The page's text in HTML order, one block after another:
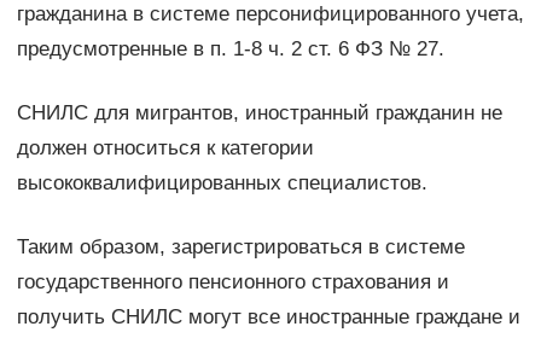
гражданина в системе персонифицированного учета,
предусмотренные в п. 1-8 ч. 2 ст. 6 ФЗ № 27.
СНИЛС для мигрантов, иностранный гражданин не
должен относиться к категории
высококвалифицированных специалистов.
Таким образом, зарегистрироваться в системе
государственного пенсионного страхования и
получить СНИЛС могут все иностранные граждане и